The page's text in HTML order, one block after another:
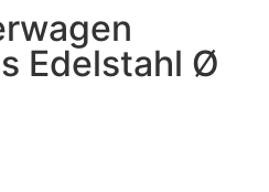
Edelstahl Ø